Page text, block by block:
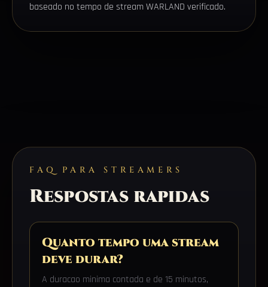
baseado no tempo de stream WARLAND verificado.
FAQ PARA STREAMERS
Respostas rapidas
Quanto tempo uma stream
deve durar?
A duracao minima contada e de 15 minutos,